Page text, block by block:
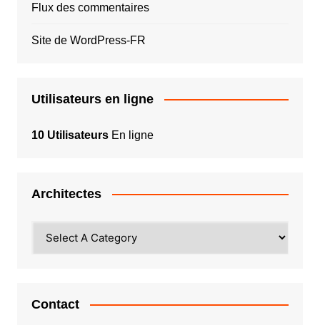
Flux des commentaires
Site de WordPress-FR
Utilisateurs en ligne
10 UtilisateursEn ligne
Architectes
Contact